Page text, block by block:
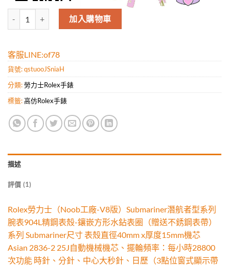
Rolex勞力士（Noob工廠-V8版）Submariner潛航者型系列腕表
加入購物車
客服LINE:of78
貨號:qstuooJSniaH
分類:勞力士Rolex手錶
標籤:高仿Rolex手錶
描述
評價 (1)
Rolex勞力士（Noob工廠-V8版）Submariner潛航者型系列
腕表904L精鋼表殼-鑲嵌方形水鉆表圈（贈送不銹鋼表帶）
系列 Submariner尺寸 表殼直徑40mm x厚度15mm機芯
Asian 2836-2 25J自動機械機芯、擺輪頻率：每小時28800
次功能 時針、分針、中心大秒針、日歷（3點位窗式顯示帶